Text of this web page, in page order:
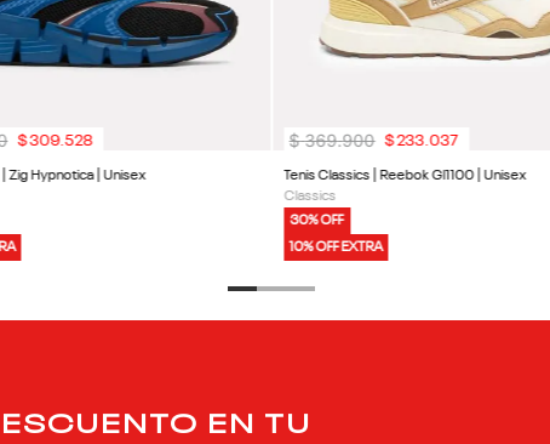
| Zig Hypnotica | Unisex
$309.528
Tenis Classics | Reebok Gl1100 | Unisex
Classics
30% OFF
10% OFF EXTRA
$ 369.900 $233.037
EN TU